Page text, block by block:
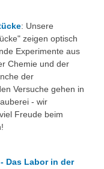
Hohenheim
: Unsere
zeigen optisch
Experimente aus
Chemie und der
der
Versuche gehen in
- wir
Freude beim
Das Labor in der